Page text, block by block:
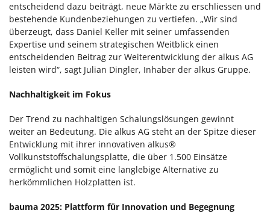
entscheidend dazu beiträgt, neue Märkte zu erschliessen und
bestehende Kundenbeziehungen zu vertiefen. „Wir sind
überzeugt, dass Daniel Keller mit seiner umfassenden
Expertise und seinem strategischen Weitblick einen
entscheidenden Beitrag zur Weiterentwicklung der alkus AG
leisten wird“, sagt Julian Dingler, Inhaber der alkus Gruppe.
Nachhaltigkeit im Fokus
Der Trend zu nachhaltigen Schalungslösungen gewinnt
weiter an Bedeutung. Die alkus AG steht an der Spitze dieser
Entwicklung mit ihrer innovativen alkus®
Vollkunststoffschalungsplatte, die über 1.500 Einsätze
ermöglicht und somit eine langlebige Alternative zu
herkömmlichen Holzplatten ist.
bauma 2025: Plattform für Innovation und Begegnung